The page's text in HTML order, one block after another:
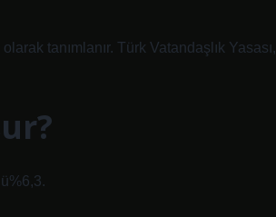
tanımlanır. Türk Vatandaşlık Yasası,